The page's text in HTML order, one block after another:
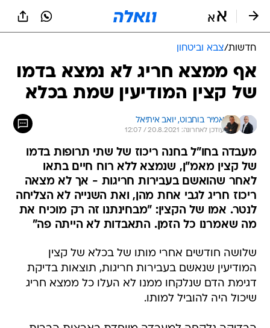
חדשות/צבא וביטחון
אף ממצא חריג לא נמצא בדמו
של קצין המודיעין שמת בכלא
אמיר בוחבוט, יואב איתיאל
עודכן לאחרונה: 20.8.2021 / 12:07
מעבדה בחו"ל בחנה ריכוז של שתי תרופות בדמו
של קצין מאמ"ן, שנמצא ללא רוח חיים בתאו
לאחר שהואשם בעבירות חריגות - אך לא מצאה
ריכוז חריג לגבי אחת מהן, ואת השנייה לא הצליחה
לנטר. אמו של הקצין: "מבחינתנו זה רק מוכיח את
מה שאמרנו כל הזמן. התאבדות לא הייתה פה"
שלושה חודשים אחרי מותו של בכלא של קצין
המודיעין שנאשם בעבירות חריגות, תוצאות בדיקת
דגימת הדם שנלקחו ממנו לא העלו כל ממצא חריג
שיכול היה להוביל למותו.